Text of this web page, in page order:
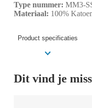
Type nummer: MM3-
Materiaal: 100%
Product specificaties
Dit vind je